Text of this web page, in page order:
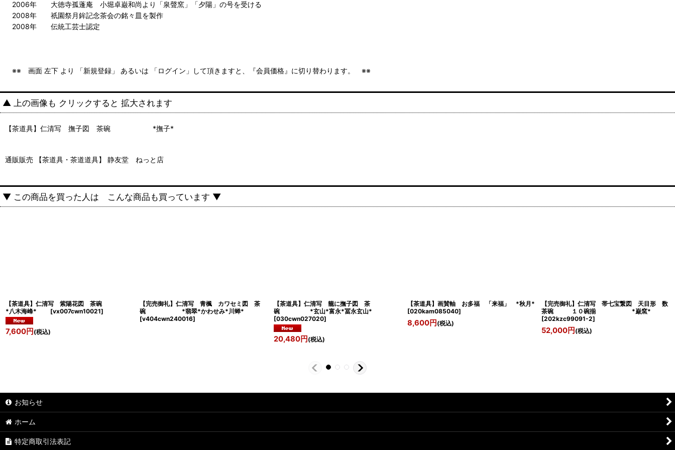
2006年 大徳寺孤蓬庵 小堀卓巌和尚より「泉聲窯」「夕陽」の号を受ける
2008年 祇園祭月鉾記念茶会の銘々皿を製作
2008年 伝統工芸士認定
※※ 画面 左下 より 「新規登録」 あるいは 「ログイン」して頂きますと、『会員価格』に切り替わります。 ※※
▲ 上の画像も クリックすると 拡大されます
【茶道具】仁清写 撫子図 茶碗 *撫子*
通販販売 【茶道具・茶道道具】 静友堂 ねっと店
▼ この商品を買った人は こんな商品も買っています ▼
【茶道具】仁清写 紫陽花図 茶碗
*八木海峰*
[vx007cwn10021]
7,600円 (税込)
【完売御礼】仁清写 青楓 カワセミ図 茶
碗 *翡翠*かわせみ*川蝉*
[v404cwn240016]
【茶道具】仁清写 籠に撫子図 茶
碗 *玄山*富永*冨永玄山*
[030cwn027020]
20,480円 (税込)
【茶道具】画賛軸 お多福 「来福」 *秋月*
[020kam085040]
8,600円 (税込)
【完売御礼】仁清写 帯七宝繋図 天目形 数
茶碗 １０碗揃 *巌窯*
[202kzc99091-2]
52,000円 (税込)
お知らせ
ホーム
特定商取引法表記